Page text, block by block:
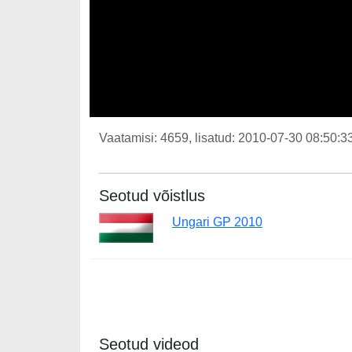
Vaatamisi: 4659, lisatud: 2010-07-30
Seotud võistlus
Ungari GP 2010
Seotud videod